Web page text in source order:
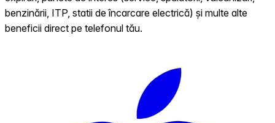
benzinării, ITP, statii de încarcare electrică) și multe alte
beneficii direct pe telefonul tău.